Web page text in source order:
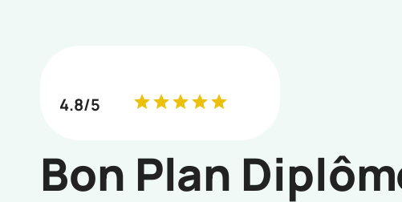
4.8/5
Bon Plan